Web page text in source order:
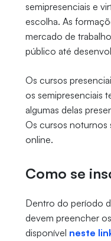
semipresenciais e
escolha. As
mercado de
público até
Os cursos
os semipresenciais
algumas delas
Os cursos noturnos
online.
Como se
Dentro do período
devem preencher
disponível neste